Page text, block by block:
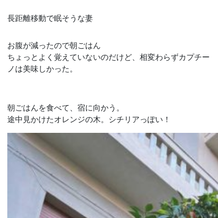
長距離移動で眠そうな妻
お腹が減ったので朝ごはん
ちょっとよく覚えていないのだけど、相変わらずカプチー
ノは美味しかった。
朝ごはんを食べて、宿に向かう。
途中見かけたオレンジの木。シチリアっぽい！